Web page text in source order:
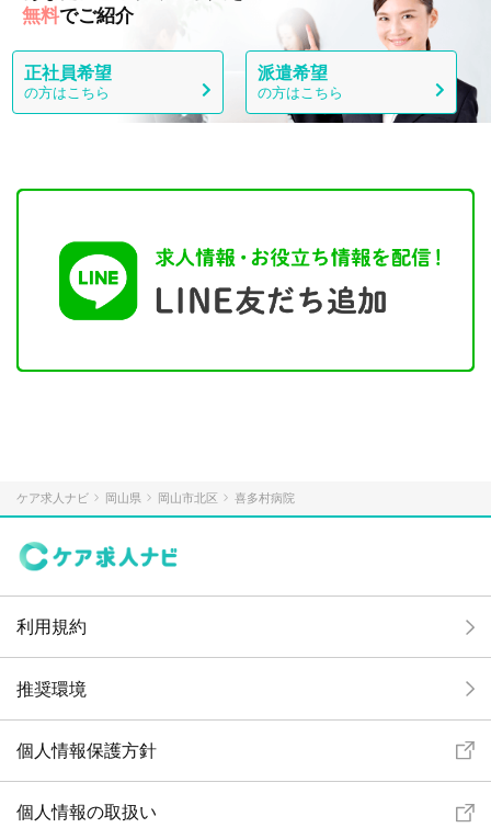
無料でご紹介
正社員希望
の方はこちら
派遣希望
の方はこちら
ケア求人ナビ 岡山県 岡山市北区 喜多村病院
利用規約
推奨環境
個人情報保護方針
個人情報の取扱い